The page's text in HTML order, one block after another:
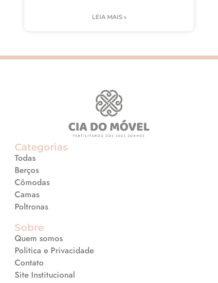
LEIA MAIS »
Categorias
Todas
Berços
Cômodas
Camas
Poltronas
Sobre
Quem somos
Politica e Privacidade
Contato
Site Institucional